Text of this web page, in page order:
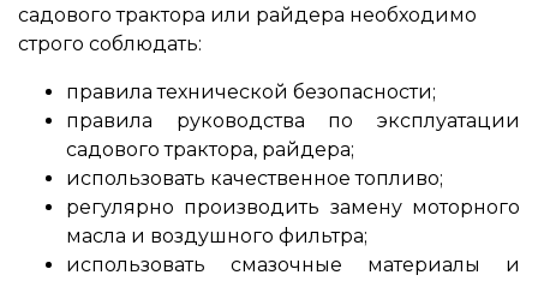
садового трактора или райдера необходимо
строго соблюдать:
правила технической безопасности;
правила руководства по эксплуатации
садового трактора, райдера;
использовать качественное топливо;
регулярно производить замену моторного
масла и воздушного фильтра;
использовать смазочные материалы и